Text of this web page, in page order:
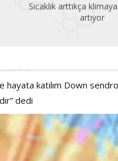
Diz ağrısını hafife
hayata katılım Down
dedi